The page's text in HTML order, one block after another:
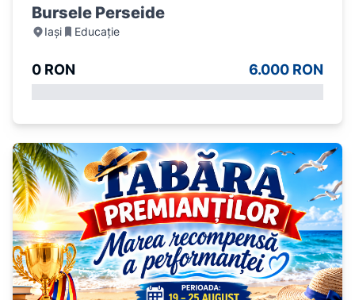
Bursele Perseide
Iași Educație
0 RON 6.000 RON